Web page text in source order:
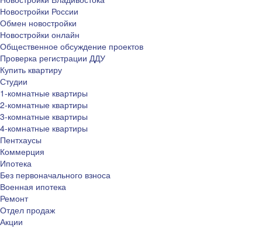
Новостройки России
Обмен новостройки
Новостройки онлайн
Общественное обсуждение проектов
Проверка регистрации ДДУ
Купить квартиру
Студии
1-комнатные квартиры
2-комнатные квартиры
3-комнатные квартиры
4-комнатные квартиры
Пентхаусы
Коммерция
Ипотека
Без первоначального взноса
Военная ипотека
Ремонт
Отдел продаж
Акции